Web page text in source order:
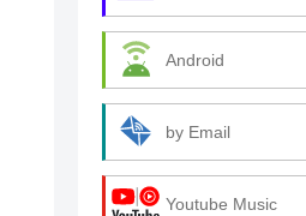
Android
by Email
Youtube Music